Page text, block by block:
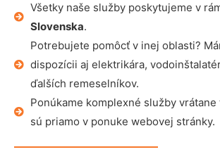
Všetky naše služby poskytujeme v
Slovenska.
Potrebujete pomôcť v inej oblasti?
dispozícii aj elektrikára,
ďalších remeselníkov.
Ponúkame komplexné služby
sú priamo v ponuke webovej stránky.